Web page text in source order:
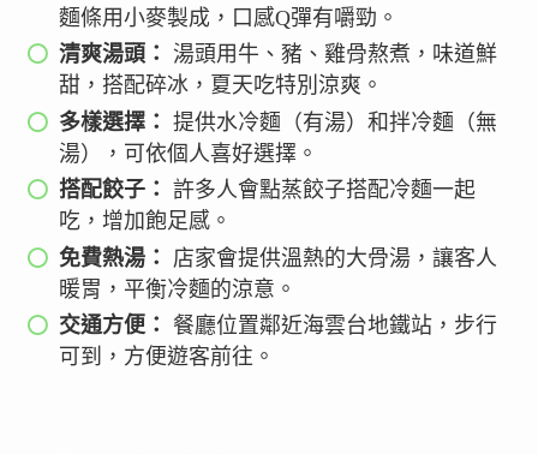
麵條用小麥製成，口感Q彈有嚼勁。
清爽湯頭：
湯頭用牛、豬、雞骨熬煮，味道鮮
甜，搭配碎冰，夏天吃特別涼爽。
多樣選擇： 提供水冷麵（有湯）和拌冷麵（無
湯），可依個人喜好選擇。
搭配餃子： 許多人會點蒸餃子搭配冷麵一起
吃，增加飽足感。
免費熱湯：
店家會提供溫熱的大骨湯，讓客人
暖胃，平衡冷麵的涼意。
交通方便：
餐廳位置鄰近海雲台地鐵站，步行
可到，方便遊客前往。